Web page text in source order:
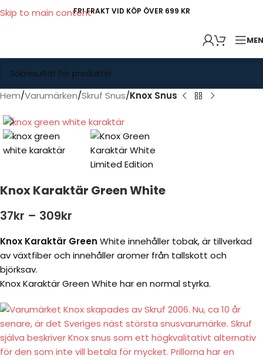
Skip to main contentFRI FRAKT VID KÖP ÖVER 699 KR
Hem Varumärken Skruf Snus Knox Snus
Knox Karaktär Green White
37kr – 309kr
Knox Karaktär Green White innehåller tobak, är tillverkad
av växtfiber och innehåller aromer från tallskott och
björksav.
Knox Karaktär Green White har en normal styrka.